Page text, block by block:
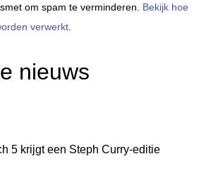
om spam te verminderen. Bekijk hoe
verwerkt
nieuws
5 krijgt een Steph Curry-editie